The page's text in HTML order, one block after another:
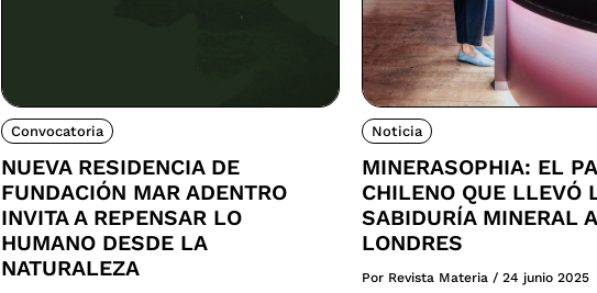
Convocatoria
NUEVA RESIDENCIA DE
FUNDACIÓN MAR ADENTRO
INVITA A REPENSAR LO
HUMANO DESDE LA
NATURALEZA
Noticia
MINERASOPHIA: EL
CHILENO QUE LLEVÓ
SABIDURÍA MINERAL A
LONDRES
Por Revista Materia / 24 junio 2025